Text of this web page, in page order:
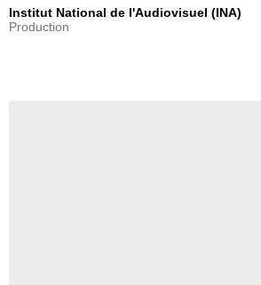
Institut National de l'Audiovisuel (INA)
Production